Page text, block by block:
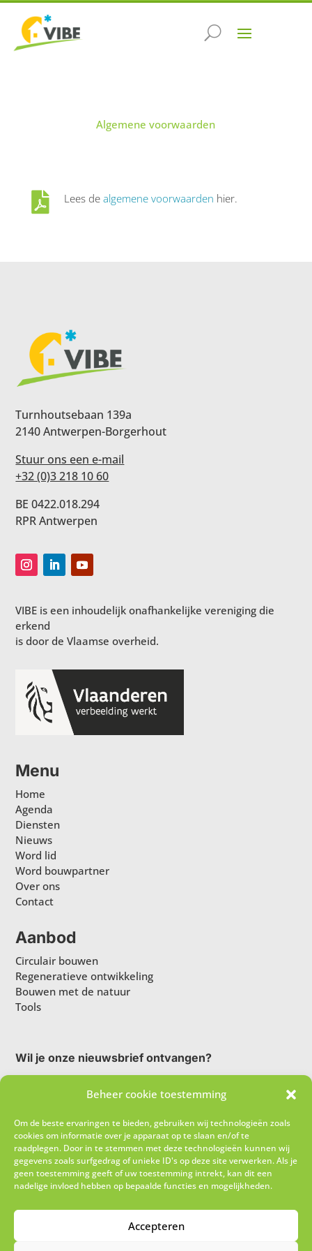
Beheer cookie toestemming
Om de beste ervaringen te bieden, gebruiken wij technologieën zoals
cookies om informatie over je apparaat op te slaan en/of te
raadplegen. Door in te stemmen met deze technologieën kunnen wij
gegevens zoals surfgedrag of unieke ID's op deze site verwerken. Als je
geen toestemming geeft of uw toestemming intrekt, kan dit een
nadelige invloed hebben op bepaalde functies en mogelijkheden.
Accepteren
Algemene voorwaarden
 Lees de algemene voorwaarden hier.
Turnhoutsebaan 139a
2140 Antwerpen-Borgerhout
Stuur ons een e-mail
+32 (0)3 218 10 60
BE 0422.018.294
RPR Antwerpen
VIBE is een inhoudelijk onafhankelijke vereniging die
erkend
is door de Vlaamse overheid.
Menu
Home
Agenda
Diensten
Nieuws
Word lid
Word bouwpartner
Over ons
Contact
Aanbod
Circulair bouwen
Regeneratieve ontwikkeling
Bouwen met de natuur
Tools
Wil je onze nieuwsbrief ontvangen?